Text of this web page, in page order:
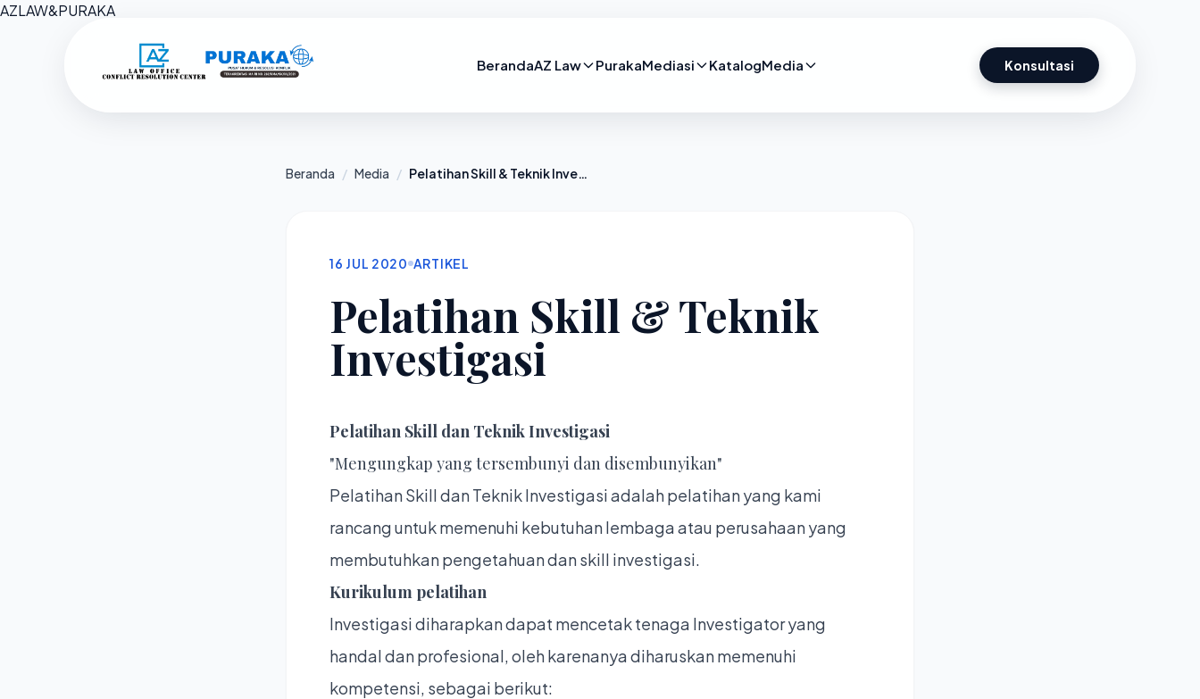
AZLAW&PURAKA
BerandaAZ Law PurakaMediasi KatalogMedia Konsultasi
Beranda / Media / Pelatihan Skill & Teknik Investigasi
16 JUL 2020 ARTIKEL
Pelatihan Skill & Teknik
Investigasi
Pelatihan Skill dan Teknik Investigasi
"Mengungkap yang tersembunyi dan disembunyikan"
Pelatihan Skill dan Teknik Investigasi adalah pelatihan yang kami
rancang untuk memenuhi kebutuhan lembaga atau perusahaan yang
membutuhkan pengetahuan dan skill investigasi.
Kurikulum pelatihan
Investigasi diharapkan dapat mencetak tenaga Investigator yang
handal dan profesional, oleh karenanya diharuskan memenuhi
kompetensi, sebagai berikut: